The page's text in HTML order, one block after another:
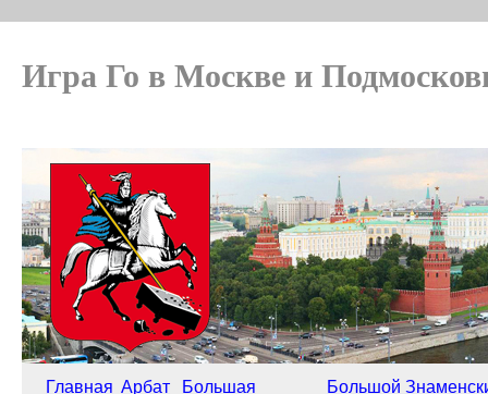
Игра Го в Москве и
Главная Арбат Большая
Большой